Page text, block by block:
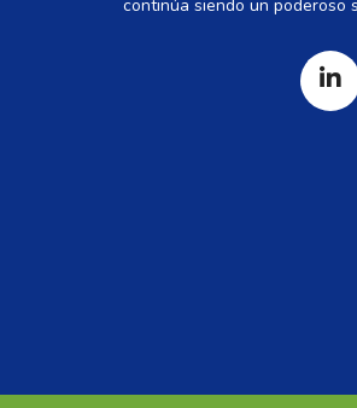
continúa siendo un poderoso